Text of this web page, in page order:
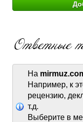
На
Например, к
рецензию,
т.д.
Выберите в